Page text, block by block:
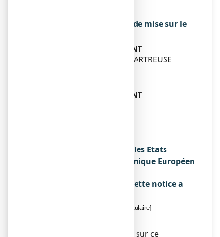
Exploitant de l’autorisation de mise sur le
PIERRE FABRE MEDICAMENT
PARC INDUSTRIEL DE LA CHARTREUSE
PIERRE FABRE MEDICAMENT
Noms du médicament dans les Etats
membres de l'Espace Economique Européen
La dernière date à laquelle cette notice a
[à compléter ultérieurement par le titulaire]
Des informations détaillées sur ce